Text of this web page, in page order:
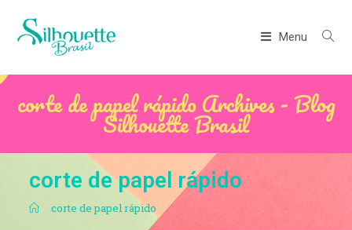
Menu
corte de papel rápido Archives - Blog
Silhouette Brasil
corte de papel rápido
. corte de papel rápido